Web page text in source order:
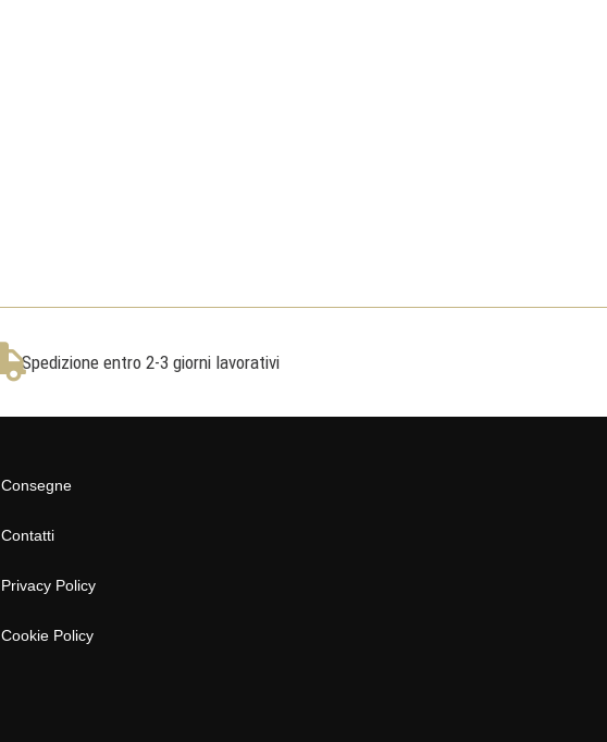
Spedizione entro 2-3 giorni lavorativi
Consegne
Contatti
Privacy Policy
Cookie Policy